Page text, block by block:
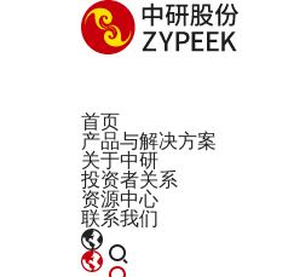
首页
产品与解决方案
关于中研
投资者关系
资源中心
联系我们